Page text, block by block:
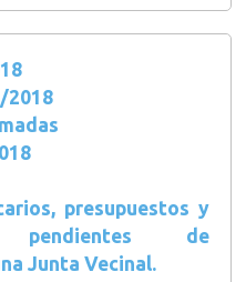
2018
presupuestos y
pendientes de
Junta Vecinal.